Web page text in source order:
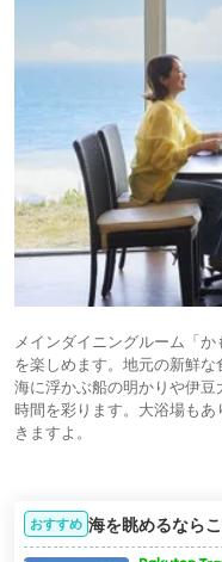
メインダイニングルーム「
を楽しめます。地元の新鮮な
海に浮かぶ船の明かりや伊
時間を彩ります。大浴場も
きますよ。
おすすめ 海を眺めるなら